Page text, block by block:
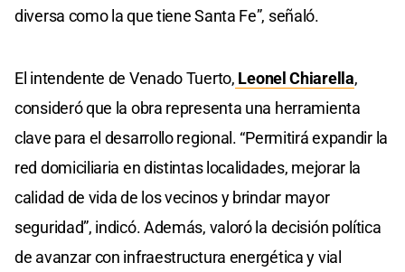
diversa como la que tiene Santa Fe”, señaló.
El intendente de Venado Tuerto, Leonel Chiarella,
consideró que la obra representa una herramienta
clave para el desarrollo regional. “Permitirá expandir la
red domiciliaria en distintas localidades, mejorar la
calidad de vida de los vecinos y brindar mayor
seguridad”, indicó. Además, valoró la decisión política
de avanzar con infraestructura energética y vial